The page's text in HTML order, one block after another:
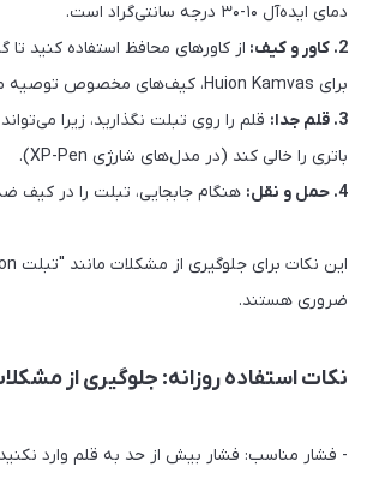
دمای ایده‌آل ۱۰-۳۰ درجه سانتی‌گراد است.
2. کاور و کیف:
از کاورهای محافظ استفاده کنید تا
برای Huion Kamvas، کیف‌های مخصوص توصیه می‌شود.
3. قلم جدا:
قلم را روی تبلت نگذارید، زیرا
باتری را خالی کند (در مدل‌های شارژی XP-Pen).
4. حمل و نقل:
هنگام جابجایی، تبلت را در کیف
ضروری هستند.
نکات استفاده روزانه: جلوگیری از
- فشار مناسب: فشار بیش از حد به قلم وارد